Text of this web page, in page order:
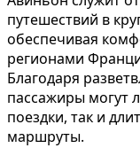
путешествий в
обеспечивая
регионами
Благодаря
пассажиры могут
поездки, так и
маршруты.